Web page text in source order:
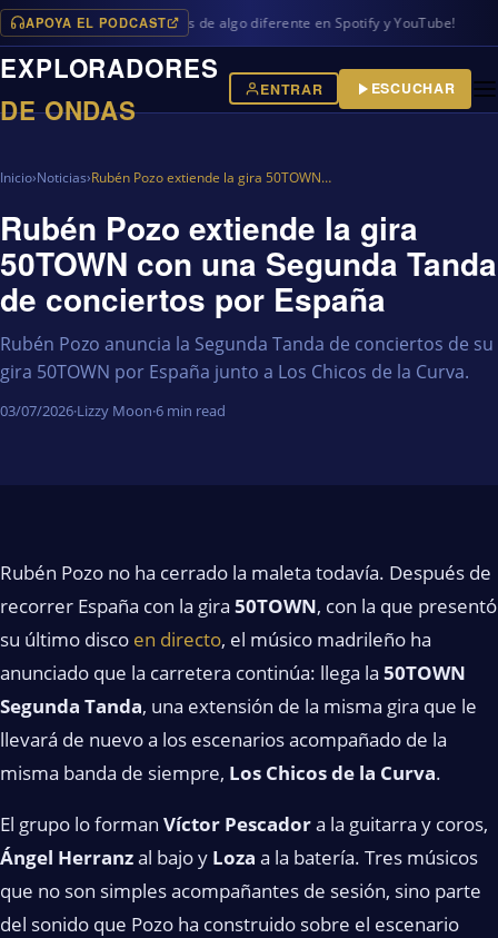
APOYA EL PODCAST
en iVoox, además de algo diferente en Spotify y YouTube!
EXPLORADORES
DE ONDAS
ENTRAR ESCUCHAR
Inicio›Noticias›Rubén Pozo extiende la gira 50TOWN…
Rubén Pozo extiende la gira
50TOWN con una Segunda Tanda
de conciertos por España
Rubén Pozo anuncia la Segunda Tanda de conciertos de su
gira 50TOWN por España junto a Los Chicos de la Curva.
03/07/2026·Lizzy Moon·6 min read
Rubén Pozo no ha cerrado la maleta todavía. Después de
recorrer España con la gira 50TOWN, con la que presentó
su último disco en directo, el músico madrileño ha
anunciado que la carretera continúa: llega la 50TOWN
Segunda Tanda, una extensión de la misma gira que le
llevará de nuevo a los escenarios acompañado de la
misma banda de siempre, Los Chicos de la Curva.
El grupo lo forman Víctor Pescadora la guitarra y coros,
Ángel Herranzal bajo y Loza a la batería. Tres músicos
que no son simples acompañantes de sesión, sino parte
del sonido que Pozo ha construido sobre el escenario